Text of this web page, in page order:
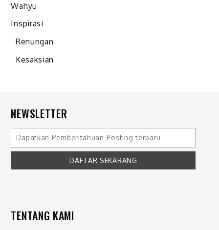
Wahyu
Inspirasi
Renungan
Kesaksian
NEWSLETTER
TENTANG KAMI